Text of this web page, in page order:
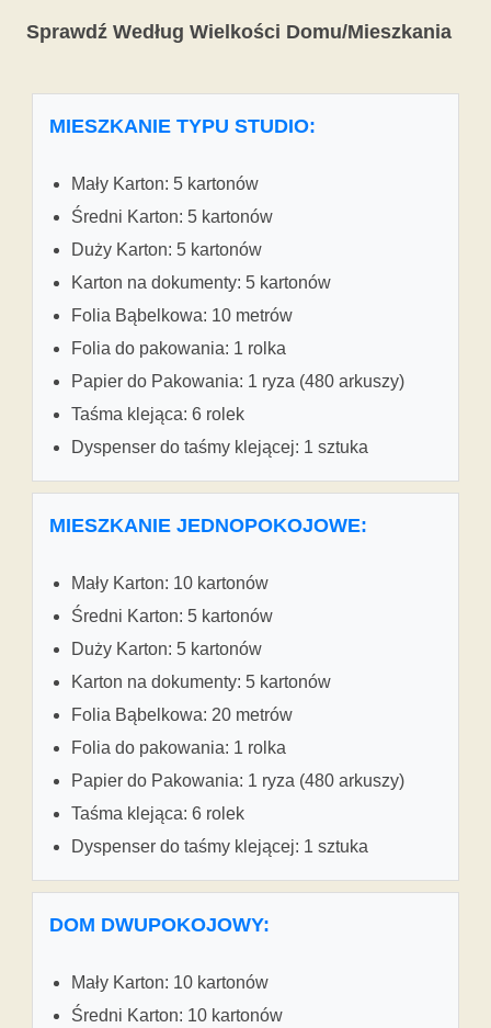
Sprawdź Według Wielkości Domu/Mieszkania
MIESZKANIE TYPU STUDIO:
Mały Karton: 5 kartonów
Średni Karton: 5 kartonów
Duży Karton: 5 kartonów
Karton na dokumenty: 5 kartonów
Folia Bąbelkowa: 10 metrów
Folia do pakowania: 1 rolka
Papier do Pakowania: 1 ryza (480 arkuszy)
Taśma klejąca: 6 rolek
Dyspenser do taśmy klejącej: 1 sztuka
MIESZKANIE JEDNOPOKOJOWE:
Mały Karton: 10 kartonów
Średni Karton: 5 kartonów
Duży Karton: 5 kartonów
Karton na dokumenty: 5 kartonów
Folia Bąbelkowa: 20 metrów
Folia do pakowania: 1 rolka
Papier do Pakowania: 1 ryza (480 arkuszy)
Taśma klejąca: 6 rolek
Dyspenser do taśmy klejącej: 1 sztuka
DOM DWUPOKOJOWY:
Mały Karton: 10 kartonów
Średni Karton: 10 kartonów